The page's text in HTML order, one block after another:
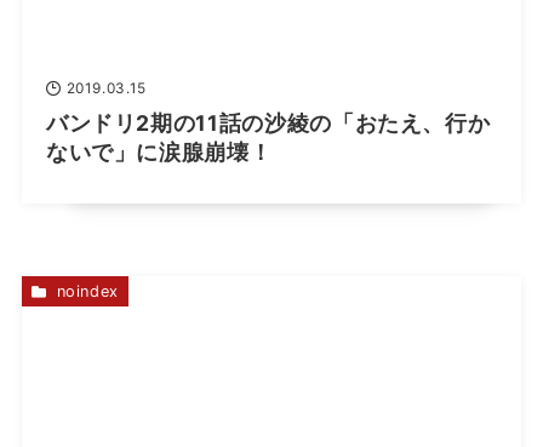
2019.03.15
バンドリ2期の11話の沙綾の「おたえ、行か
ないで」に涙腺崩壊！
noindex